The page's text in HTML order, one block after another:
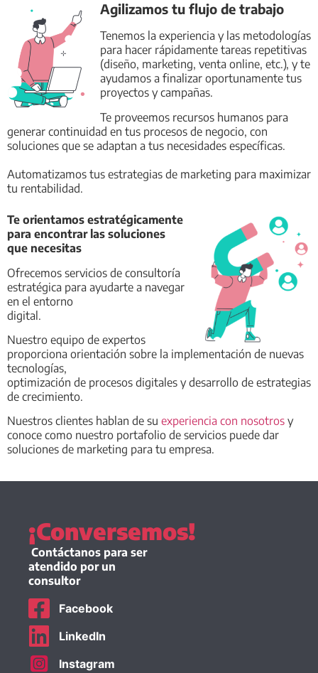
Agilizamos tu flujo de trabajo
Tenemos la experiencia y las metodologías
para hacer rápidamente tareas repetitivas
(diseño, marketing, venta online, etc.), y te
ayudamos a finalizar oportunamente tus
proyectos y campañas.
Te proveemos recursos humanos para
generar continuidad en tus procesos de negocio, con
soluciones que se adaptan a tus necesidades específicas.
Automatizamos tus estrategias de marketing para maximizar
tu rentabilidad.
Te orientamos estratégicamente
para encontrar las soluciones
que necesitas
Ofrecemos servicios de consultoría
estratégica para ayudarte a navegar
en el entorno
digital.
Nuestro equipo de expertos
proporciona orientación sobre la implementación de nuevas
tecnologías,
optimización de procesos digitales y desarrollo de estrategias
de crecimiento.
Nuestros clientes hablan de su experiencia con nosotros y
conoce como nuestro portafolio de servicios puede dar
soluciones de marketing para tu empresa.
¡Conversemos!
Contáctanos para ser
atendido por un
consultor
Facebook
LinkedIn
Instagram